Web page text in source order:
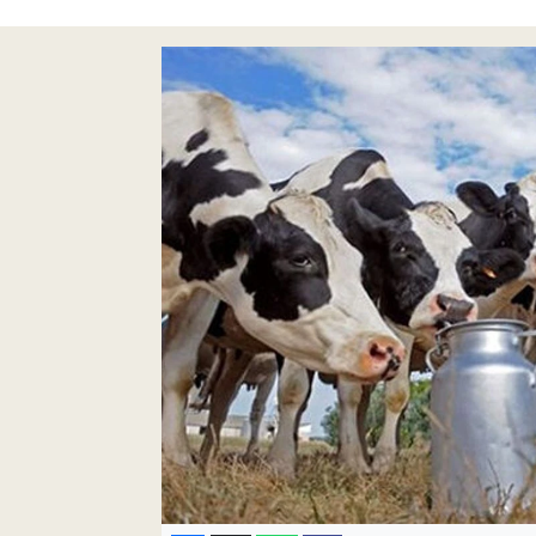
Pankobirlik
Tarım Bilgisi
Yetiştirici Soruyor
Dünyada Tarım
Üretici Birlikleri
Şeker ve Şekerli Mamüller
Tahıllar ve Baklagiller